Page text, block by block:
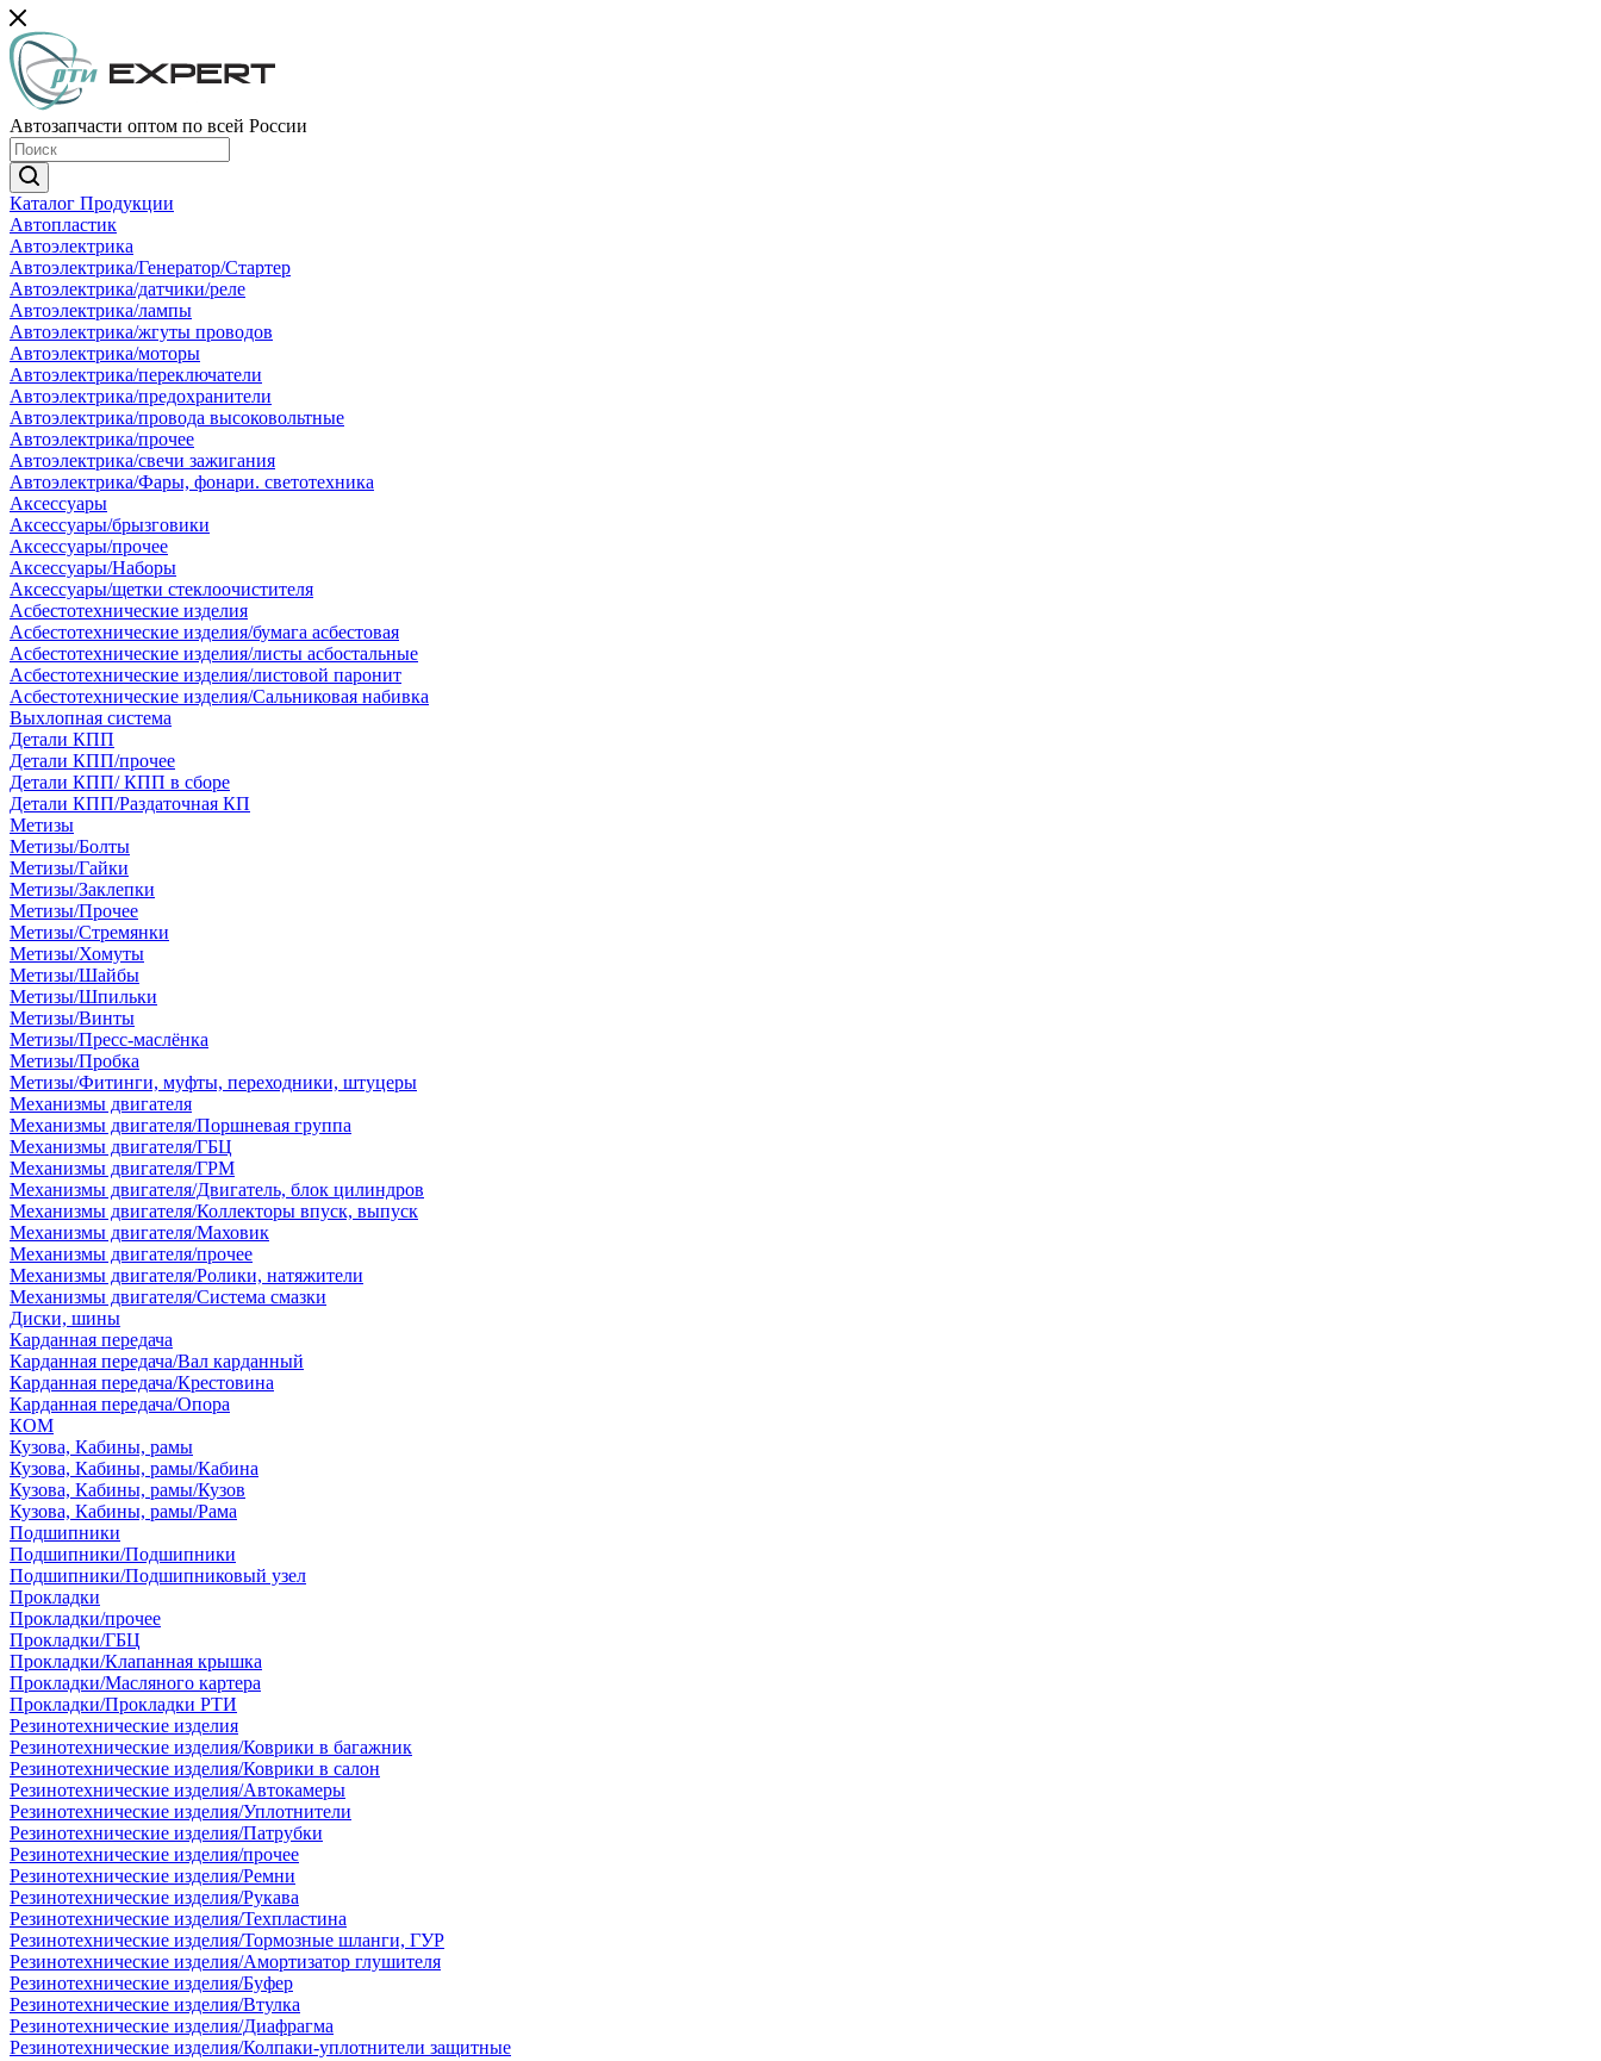
Автозапчасти оптом по всей России
Каталог Продукции
Автопластик
Автоэлектрика
Автоэлектрика/Генератор/Стартер
Автоэлектрика/датчики/реле
Автоэлектрика/лампы
Автоэлектрика/жгуты проводов
Автоэлектрика/моторы
Автоэлектрика/переключатели
Автоэлектрика/предохранители
Автоэлектрика/провода высоковольтные
Автоэлектрика/прочее
Автоэлектрика/свечи зажигания
Автоэлектрика/Фары, фонари. светотехника
Аксессуары
Аксессуары/брызговики
Аксессуары/прочее
Аксессуары/Наборы
Аксессуары/щетки стеклоочистителя
Асбестотехнические изделия
Асбестотехнические изделия/бумага асбестовая
Асбестотехнические изделия/листы асбостальные
Асбестотехнические изделия/листовой паронит
Асбестотехнические изделия/Сальниковая набивка
Выхлопная система
Детали КПП
Детали КПП/прочее
Детали КПП/ КПП в сборе
Детали КПП/Раздаточная КП
Метизы
Метизы/Болты
Метизы/Гайки
Метизы/Заклепки
Метизы/Прочее
Метизы/Стремянки
Метизы/Хомуты
Метизы/Шайбы
Метизы/Шпильки
Метизы/Винты
Метизы/Пресс-маслёнка
Метизы/Пробка
Метизы/Фитинги, муфты, переходники, штуцеры
Механизмы двигателя
Механизмы двигателя/Поршневая группа
Механизмы двигателя/ГБЦ
Механизмы двигателя/ГРМ
Механизмы двигателя/Двигатель, блок цилиндров
Механизмы двигателя/Коллекторы впуск, выпуск
Механизмы двигателя/Маховик
Механизмы двигателя/прочее
Механизмы двигателя/Ролики, натяжители
Механизмы двигателя/Система смазки
Диски, шины
Карданная передача
Карданная передача/Вал карданный
Карданная передача/Крестовина
Карданная передача/Опора
КОМ
Кузова, Кабины, рамы
Кузова, Кабины, рамы/Кабина
Кузова, Кабины, рамы/Кузов
Кузова, Кабины, рамы/Рама
Подшипники
Подшипники/Подшипники
Подшипники/Подшипниковый узел
Прокладки
Прокладки/прочее
Прокладки/ГБЦ
Прокладки/Клапанная крышка
Прокладки/Масляного картера
Прокладки/Прокладки РТИ
Резинотехнические изделия
Резинотехнические изделия/Коврики в багажник
Резинотехнические изделия/Коврики в салон
Резинотехнические изделия/Автокамеры
Резинотехнические изделия/Уплотнители
Резинотехнические изделия/Патрубки
Резинотехнические изделия/прочее
Резинотехнические изделия/Ремни
Резинотехнические изделия/Рукава
Резинотехнические изделия/Техпластина
Резинотехнические изделия/Тормозные шланги, ГУР
Резинотехнические изделия/Амортизатор глушителя
Резинотехнические изделия/Буфер
Резинотехнические изделия/Втулка
Резинотехнические изделия/Диафрагма
Резинотехнические изделия/Колпаки-уплотнители защитные